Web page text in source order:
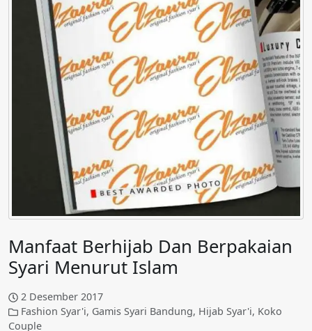
Manfaat Berhijab Dan Berpakaian
Syari Menurut Islam
2 Desember 2017
Fashion Syar'i, Gamis Syari Bandung, Hijab Syar'i, Koko
Couple